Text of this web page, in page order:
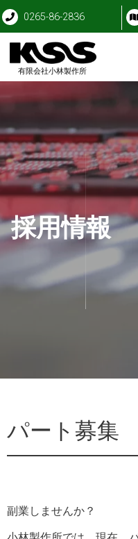
0265-86-2836
有限会社小林製作所
採用情報
パート募集
副業しませんか？